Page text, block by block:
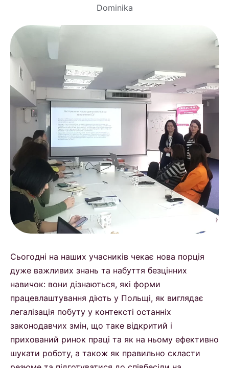
Dominika
Сьогодні на наших учасників чекає нова порція
дуже важливих знань та набуття безцінних
навичок: вони дізнаються, які форми
працевлаштування діють у Польщі, як виглядає
легалізація побуту у контексті останніх
законодавчих змін, що таке відкритий і
прихований ринок праці та як на ньому ефективно
шукати роботу, а також як правильно скласти